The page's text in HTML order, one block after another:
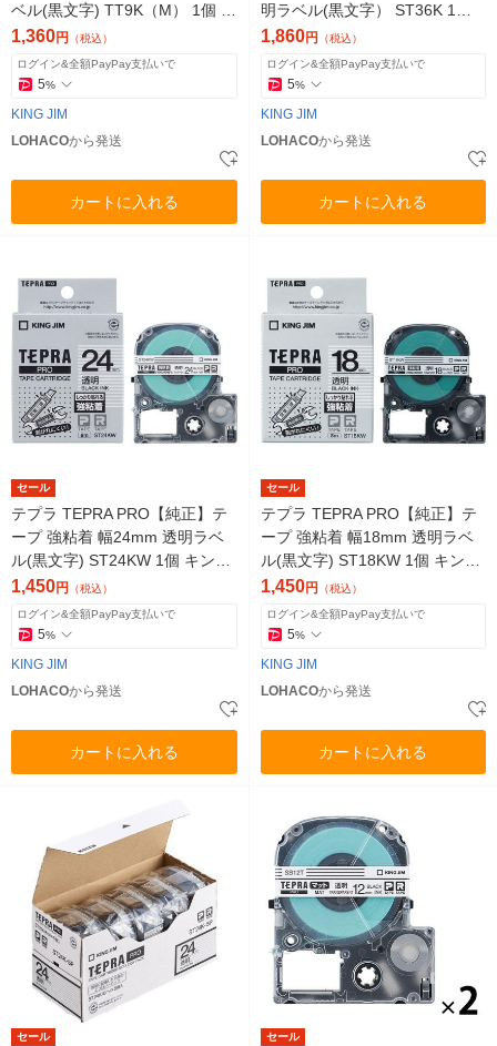
ベル(黒文字) TT9K（M） 1個 キ
ングジム
1,360円 （税込）
ログイン&全額PayPay支払いで
5%
KING JIM
LOHACOから発送
カートに入れる
明ラベル(黒文字） ST36K 1個
キングジム
1,860円 （税込）
ログイン&全額PayPay支払いで
5%
KING JIM
LOHACOから発送
カートに入れる
セール
テプラ TEPRA PRO【純正】テ
ープ 強粘着 幅24mm 透明ラベ
ル(黒文字) ST24KW 1個 キング
ジム
1,450円 （税込）
ログイン&全額PayPay支払いで
5%
KING JIM
LOHACOから発送
カートに入れる
セール
テプラ TEPRA PRO【純正】テ
ープ 強粘着 幅18mm 透明ラベ
ル(黒文字) ST18KW 1個 キング
ジム
1,450円 （税込）
ログイン&全額PayPay支払いで
5%
KING JIM
LOHACOから発送
カートに入れる
セール セール